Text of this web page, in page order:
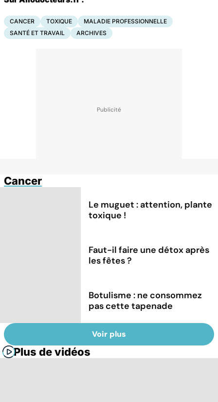
CANCER TOXIQUE
MALADIE PROFESSIONNELLE
SANTÉ ET TRAVAIL
ARCHIVES
Cancer
Le muguet : attention, plante
toxique !
Faut-il faire une détox après
les fêtes ?
Botulisme : ne consommez
pas cette tapenade
Voir plus
Plus de vidéos